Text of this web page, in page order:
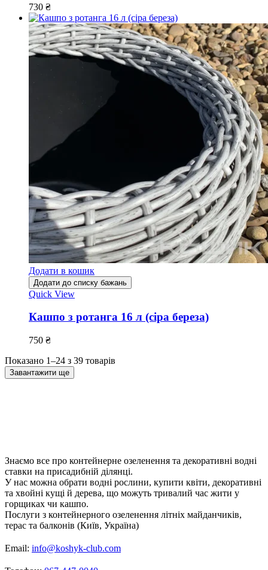
730 ₴
Додати в кошик
Додати до списку бажань
Quick View
Кашпо з ротанга 16 л (сіра береза)
750 ₴
Показано 1–24 з 39 товарів
Завантажити ще
Знаємо все про контейнерне озеленення та декоративні водні
ставки на присадибній ділянці.
У нас можна обрати водні рослини, купити квіти, декоративні
та хвойні кущі й дерева, що можуть тривалий час жити у
горщиках чи кашпо.
Послуги з контейнерного озеленення літніх майданчиків,
терас та балконів (Київ, Україна)
Email: info@koshyk-club.com